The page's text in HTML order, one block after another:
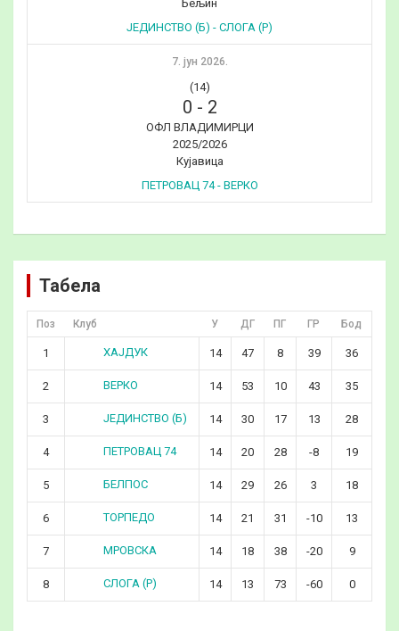
Бељин
ЈЕДИНСТВО (Б) - СЛОГА (Р)
7. јун 2026.
(14)
0 - 2
ОФЛ ВЛАДИМИРЦИ
2025/2026
Кујавица
ПЕТРОВАЦ 74 - ВЕРКО
Табела
Поз Клуб У ДГ ПГ ГР Бод
1 ХАЈДУК 14 47 8 39 36
2 ВЕРКО 14 53 10 43 35
3 ЈЕДИНСТВО (Б) 14 30 17 13 28
4 ПЕТРОВАЦ 74 14 20 28 -8 19
5 БЕЛПОС 14 29 26 3 18
6 ТОРПЕДО 14 21 31 -10 13
7 МРОВСКА 14 18 38 -20 9
8 СЛОГА (Р) 14 13 73 -60 0